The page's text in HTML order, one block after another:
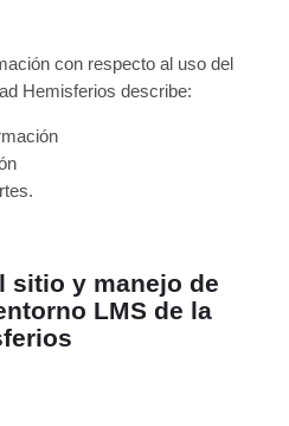
con respecto al uso del
Hemisferios describe:
sitio y manejo de
LMS de la